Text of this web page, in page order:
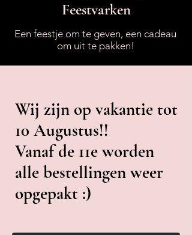
Feestvarken
Een feestje om te geven, een cadeau
om uit te pakken!
Wij zijn op vakantie tot
10 Augustus!!
Vanaf de 11e worden
alle bestellingen weer
opgepakt :)